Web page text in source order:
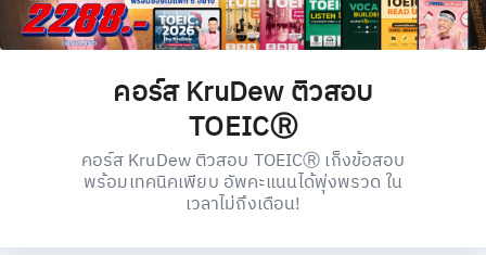
คอร์ส KruDew ติวสอบ
TOEICⓇ
คอร์ส KruDew ติวสอบ TOEICⓇ เก็งข้อสอบ
พร้อมเทคนิคเพียบ อัพคะแนนได้พุ่งพรวด ใน
เวลาไม่ถึงเดือน!